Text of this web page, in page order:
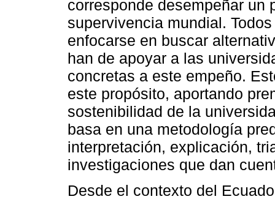
corresponde desempeñar un
supervivencia mundial.
enfocarse en buscar
han de apoyar a las
concretas a este empeño.
este propósito, aportando
sostenibilidad de la
basa en una metodología
interpretación, explicación,
investigaciones que dan
Desde el contexto del